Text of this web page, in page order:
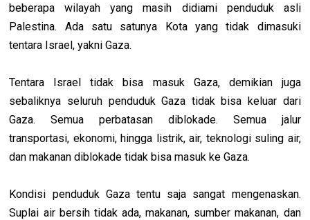
beberapa wilayah yang masih didiami penduduk asli
Palestina. Ada satu satunya Kota yang tidak dimasuki
tentara Israel, yakni Gaza.
Tentara Israel tidak bisa masuk Gaza, demikian juga
sebaliknya seluruh penduduk Gaza tidak bisa keluar dari
Gaza. Semua perbatasan diblokade. Semua jalur
transportasi, ekonomi, hingga listrik, air, teknologi suling air,
dan makanan diblokade tidak bisa masuk ke Gaza.
Kondisi penduduk Gaza tentu saja sangat mengenaskan.
Suplai air bersih tidak ada, makanan, sumber makanan, dan